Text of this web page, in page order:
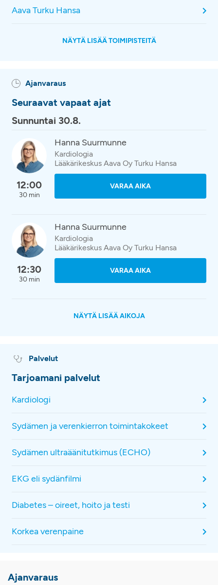
Aava Turku Hansa
NÄYTÄ LISÄÄ TOIMIPISTEITÄ
Ajanvaraus
Seuraavat vapaat ajat
Sunnuntai 30.8.
12:00
30 min
Hanna Suurmunne
Kardiologia
Lääkärikeskus Aava Oy Turku Hansa
VARAA AIKA
12:30
30 min
Hanna Suurmunne
Kardiologia
Lääkärikeskus Aava Oy Turku Hansa
VARAA AIKA
NÄYTÄ LISÄÄ AIKOJA
Palvelut
Tarjoamani palvelut
Kardiologi
Sydämen ja verenkierron toimintakokeet
Sydämen ultraäänitutkimus (ECHO)
EKG eli sydänfilmi
Diabetes – oireet, hoito ja testi
Korkea verenpaine
Ajanvaraus